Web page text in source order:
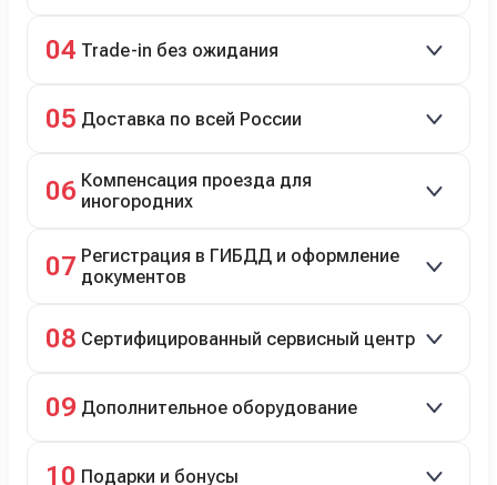
04 Trade-in без ожидания
05 Доставка по всей России
06 Компенсация проезда для
иногородних
07 Регистрация в ГИБДД и оформление
документов
08 Сертифицированный сервисный центр
технический ремонт.
09 Дополнительное оборудование
10 Подарки и бонусы